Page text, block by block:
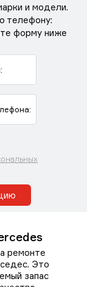
и модели.
телефону:
форму ниже
ремонте
Это
запас